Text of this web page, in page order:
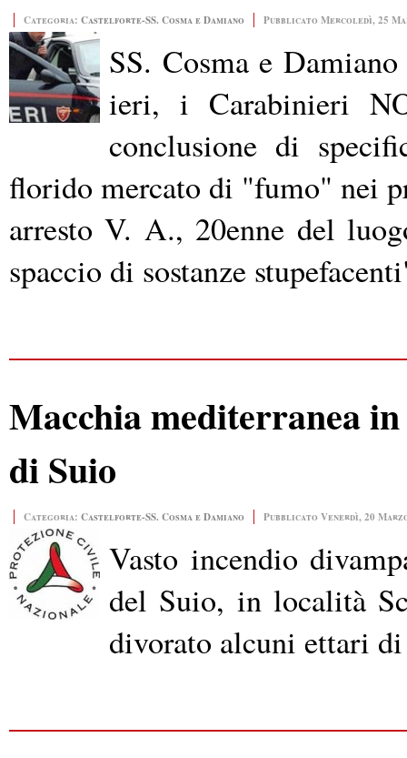
Categoria: Castelforte-SS. Cosma e Damiano Pubblicato Mercoledì, 25
SS. Cosma e
ieri, i Carabinieri
conclusione di
florido mercato di "fumo" nei
arresto V. A., 20enne del
spaccio di sostanze
Macchia mediterranea
di Suio
Categoria: Castelforte-SS. Cosma e Damiano Pubblicato Venerdì, 20
Vasto incendio
del Suio, in località
divorato alcuni ettari